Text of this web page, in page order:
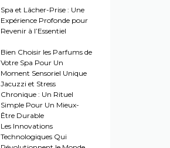
Spa et Lâcher-Prise : Une
Expérience Profonde pour
Revenir à l’Essentiel
Bien Choisir les Parfums de
Votre Spa Pour Un
Moment Sensoriel Unique
Jacuzzi et Stress
Chronique : Un Rituel
Simple Pour Un Mieux-
Être Durable
Les Innovations
Technologiques Qui